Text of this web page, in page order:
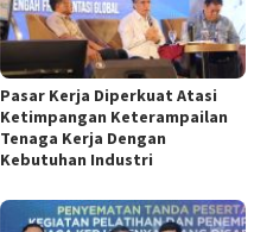
Pasar Kerja Diperkuat Atasi
Ketimpangan Keterampailan
Tenaga Kerja Dengan
Kebutuhan Industri